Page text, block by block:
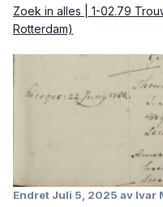
Zoek in alles | 1-02.79
Rotterdam)
Endret Juli 5, 2025 av Ivar